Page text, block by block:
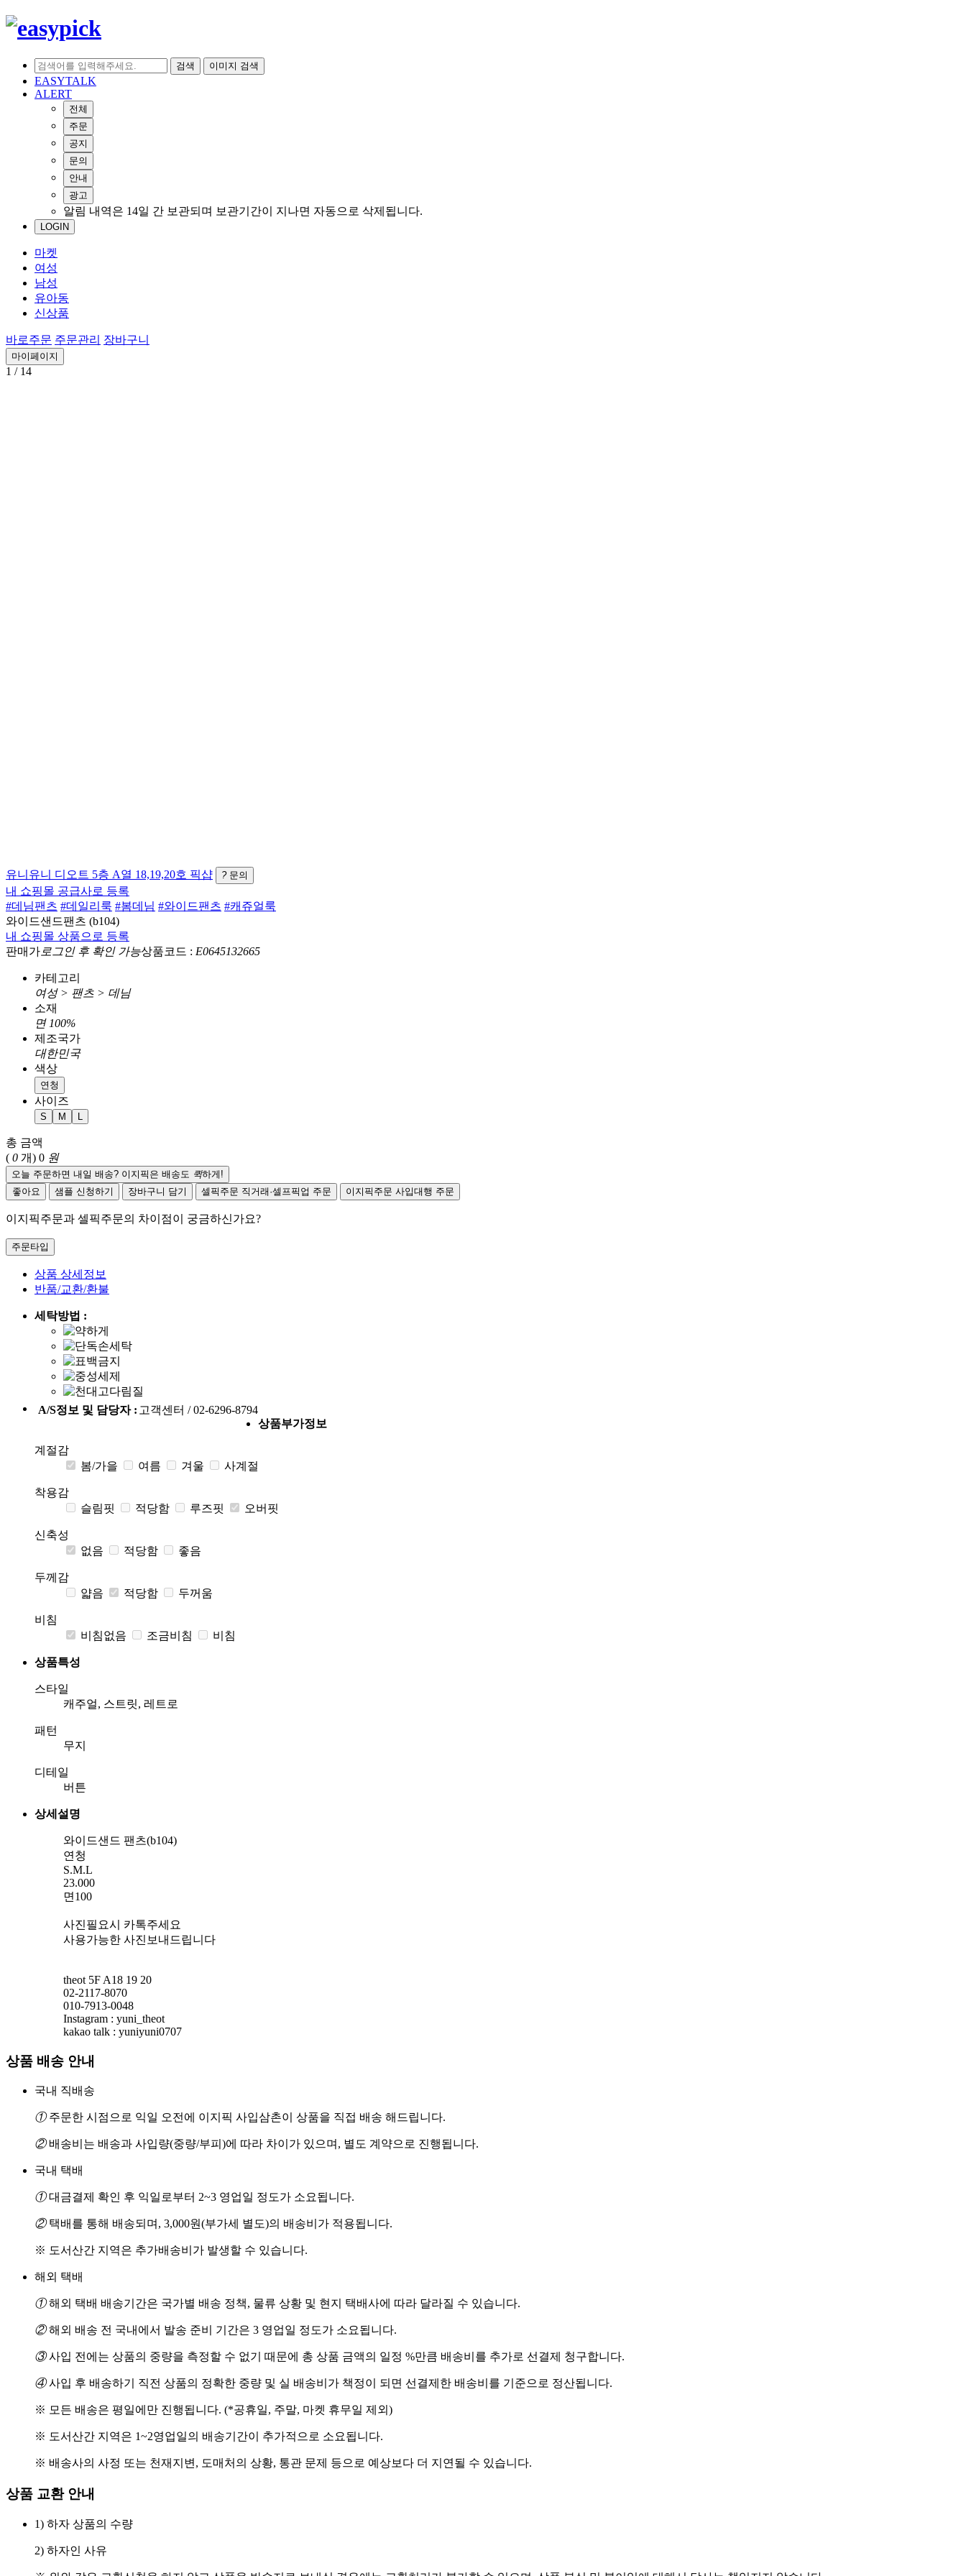
검색 이미지 검색
EASYTALK
ALERT
전체
주문
공지
문의
안내
광고
알림 내역은 14일 간 보관되며 보관기간이 지나면 자동으로 삭제됩니다.
LOGIN
마켓
여성
남성
유아동
신상품
바로주문 주문관리 장바구니
마이페이지
1 / 14
유니유니 디오트 5층 A열 18,19,20호 픽샵 ? 문의
내 쇼핑몰 공급사로 등록
#데님팬츠 #데일리룩 #봄데님 #와이드팬츠 #캐쥬얼룩
와이드샌드팬츠 (b104)
내 쇼핑몰 상품으로 등록
판매가 로그인 후 확인 가능상품코드 : E0645132665
카테고리
여성 > 팬츠 > 데님
소재
면 100%
제조국가
대한민국
색상
연청
사이즈
S M
총 금액
( 0 개) 0 원
오늘 주문하면 내일 배송? 이지픽은 배송도 퀵하게!
좋아요
샘플 신청하기 장바구니 담기 셀픽주문 직거래·셀프픽업 주문 이지픽주문 사입대행 주문
이지픽주문과 셀픽주문의 차이점이 궁금하신가요?
주문타입
상품 상세정보
반품/교환/환불
세탁방법 :
A/S정보 및 담당자 : 고객센터 / 02-6296-8794
상품부가정보
계절감
봄/가을
여름 겨울 사계절
착용감
슬림핏
적당함 루즈핏 오버핏
신축성
없음
적당함 좋음
두께감
얇음
적당함 두꺼움
비침
비침없음
조금비침 비침
상품특성
스타일
캐주얼, 스트릿, 레트로
패턴
무지
디테일
버튼
상세설명
와이드샌드 팬츠(b104)
연청
S.M.L
23.000
면100
사진필요시 카톡주세요
사용가능한 사진보내드립니다
theot 5F A18 19 20
02-2117-8070
010-7913-0048
Instagram : yuni_theot
kakao talk : yuniyuni0707
상품 배송 안내
국내 직배송
①주문한 시점으로 익일 오전에 이지픽 사입삼촌이 상품을 직접 배송 해드립니다.
②배송비는 배송과 사입량(중량/부피)에 따라 차이가 있으며, 별도 계약으로 진행됩니다.
국내 택배
①대금결제 확인 후 익일로부터 2~3 영업일 정도가 소요됩니다.
②택배를 통해 배송되며, 3,000원(부가세 별도)의 배송비가 적용됩니다.
※ 도서산간 지역은 추가배송비가 발생할 수 있습니다.
해외 택배
①해외 택배 배송기간은 국가별 배송 정책, 물류 상황 및 현지 택배사에 따라 달라질 수 있습니다.
②해외 배송 전 국내에서 발송 준비 기간은 3 영업일 정도가 소요됩니다.
③사입 전에는 상품의 중량을 측정할 수 없기 때문에 총 상품 금액의 일정 %만큼 배송비를 추가로 선결제 청구합니다.
④사입 후 배송하기 직전 상품의 정확한 중량 및 실 배송비가 책정이 되면 선결제한 배송비를 기준으로 정산됩니다.
※ 모든 배송은 평일에만 진행됩니다. (*공휴일, 주말, 마켓 휴무일 제외)
※ 도서산간 지역은 1~2영업일의 배송기간이 추가적으로 소요됩니다.
※ 배송사의 사정 또는 천재지변, 도매처의 상황, 통관 문제 등으로 예상보다 더 지연될 수 있습니다.
상품 교환 안내
1) 하자 상품의 수량
2) 하자인 사유